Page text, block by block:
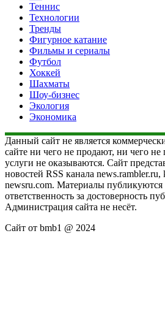
Теннис
Технологии
Тренды
Фигурное катание
Фильмы и сериалы
Футбол
Хоккей
Шахматы
Шоу-бизнес
Экология
Экономика
Данный сайт не является
сайте ни чего не продают, ни чего
услуги не оказываются. Сайт
новостей RSS канала news.rambler.ru,
newsru.com. Материалы публикуются
ответственность за достоверность
Администрация сайта не несёт.
Сайт от bmb1 @ 2024